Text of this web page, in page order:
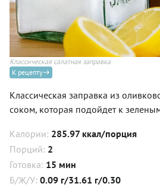
Классическая салатная заправка
К рецепту
Классическая заправка из
соком, которая подойдет к
Калории: 285.97 ккал/порция
Порций: 2
Готовка: 15 мин
Б/Ж/У: 0.09 г/31.61 г/0.30